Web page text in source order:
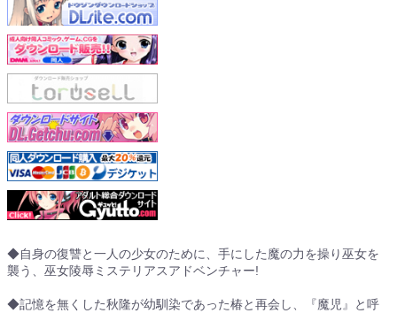
◆自身の復讐と一人の少女のために、手にした魔の力を操り巫女を
襲う、巫女陵辱ミステリアスアドベンチャー!
◆記憶を無くした秋隆が幼馴染であった椿と再会し、『魔児』と呼